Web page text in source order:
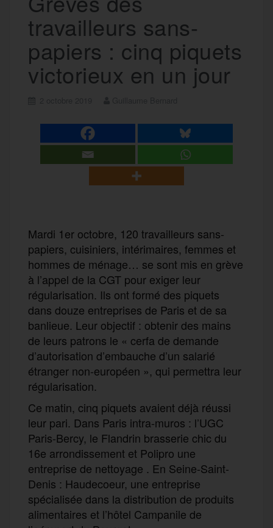
travailleurs sans-
papiers : cinq piquets
victorieux en un jour
Mardi 1er octobre, 120 travailleurs sans-
papiers, cuisiniers, intérimaires, femmes et
hommes de ménage… se sont mis en grève
à l’appel de la CGT pour exiger leur
régularisation. Ils ont formé des piquets
dans douze entreprises de Paris et de sa
banlieue. Leur objectif : obtenir des mains
de leurs patrons le « cerfa de demande
d’autorisation d’embauche d’un salarié
étranger non-européen », qui permettra leur
régularisation.
Ce matin, cinq piquets avaient déjà réussi
leur pari. Dans Paris intra-muros : l’UGC
Paris-Bercy, le Flandrin brasserie chic du
16e arrondissement et Polipro une
entreprise de nettoyage . En Seine-Saint-
Denis : Haudecoeur, une entreprise
spécialisée dans la distribution de produits
alimentaires et l’hôtel Campanile de